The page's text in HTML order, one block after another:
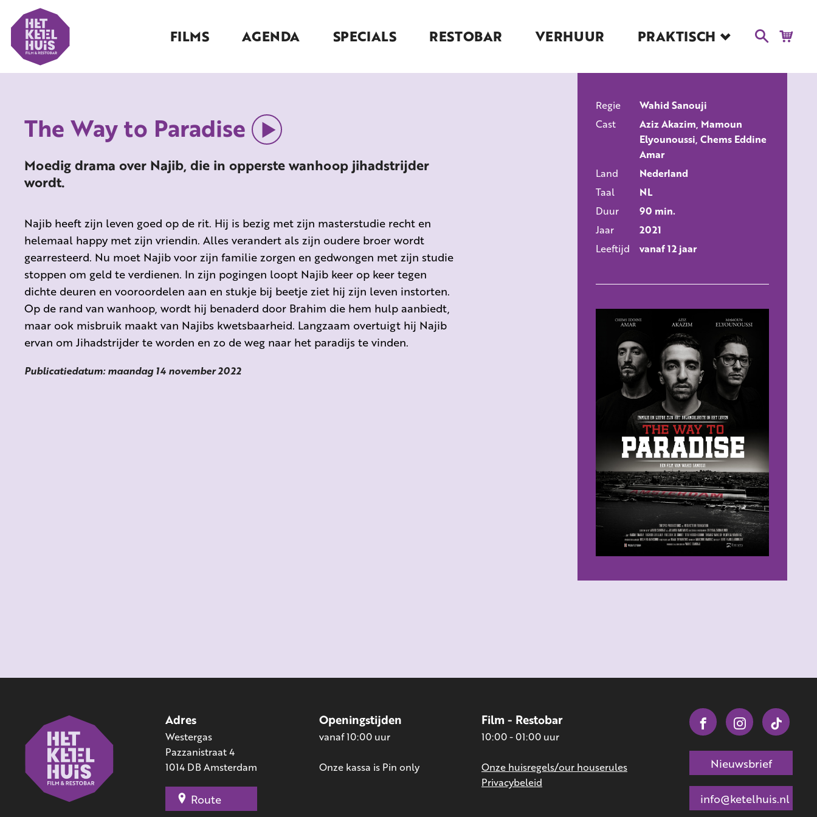
FILMS AGENDA SPECIALS RESTOBAR VERHUUR PRAKTISCH
Blog
Educatie
Kaartverkoop en
Tarieven
Vacatures
The Way to Paradise
Moedig drama over Najib, die in opperste wanhoop jihadstrijder
wordt.
Najib heeft zijn leven goed op de rit. Hij is bezig met zijn masterstudie recht en
helemaal happy met zijn vriendin. Alles verandert als zijn oudere broer wordt
gearresteerd. Nu moet Najib voor zijn familie zorgen en gedwongen met zijn studie
stoppen om geld te verdienen. In zijn pogingen loopt Najib keer op keer tegen
dichte deuren en vooroordelen aan en stukje bij beetje ziet hij zijn leven instorten.
Op de rand van wanhoop, wordt hij benaderd door Brahim die hem hulp aanbiedt,
maar ook misbruik maakt van Najibs kwetsbaarheid. Langzaam overtuigt hij Najib
ervan om Jihadstrijder te worden en zo de weg naar het paradijs te vinden.
Publicatiedatum: maandag 14 november 2022
ALLE FILMS
Regie
Wahid Sanouji
Cast
Aziz Akazim, Mamoun
Elyounoussi, Chems Eddine
Amar
Land
Nederland
Taal
NL
Duur
90 min.
Jaar
2021
Leeftijd
vanaf 12 jaar
Adres
Westergas
Pazzanistraat 4
1014 DB Amsterdam
Route
Openingstijden
vanaf 10:00 uur
Onze kassa is Pin only
Film - Restobar
10:00 - 01:00 uur
Onze huisregels/our houserules
Privacybeleid
Nieuwsbrief
info@ketelhuis.nl